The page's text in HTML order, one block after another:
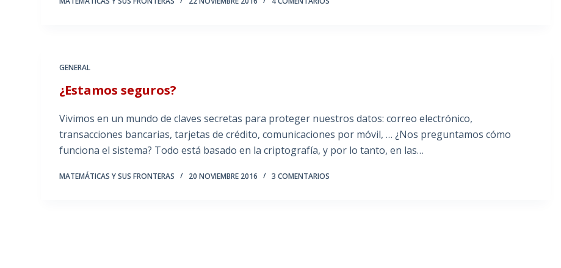
GENERAL
¿Estamos seguros?
Vivimos en un mundo de claves secretas para proteger nuestros datos: correo electrónico,
transacciones bancarias, tarjetas de crédito, comunicaciones por móvil, … ¿Nos preguntamos cómo
funciona el sistema? Todo está basado en la criptografía, y por lo tanto, en las…
MATEMÁTICAS Y SUS FRONTERAS 20 NOVIEMBRE 2016 3 COMENTARIOS